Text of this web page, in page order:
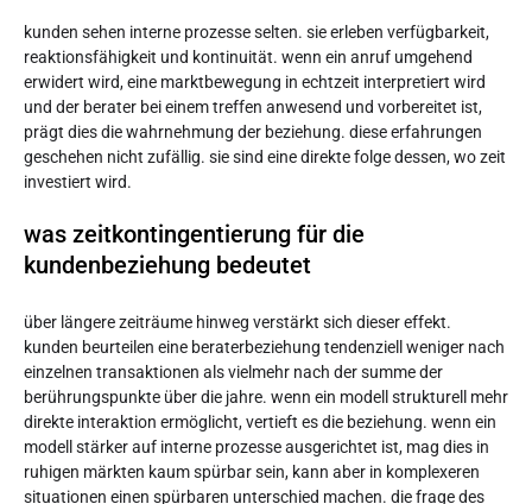
kunden sehen interne prozesse selten. sie erleben verfügbarkeit,
reaktionsfähigkeit und kontinuität. wenn ein anruf umgehend
erwidert wird, eine marktbewegung in echtzeit interpretiert wird
und der berater bei einem treffen anwesend und vorbereitet ist,
prägt dies die wahrnehmung der beziehung. diese erfahrungen
geschehen nicht zufällig. sie sind eine direkte folge dessen, wo zeit
investiert wird.
was zeitkontingentierung für die
kundenbeziehung bedeutet
über längere zeiträume hinweg verstärkt sich dieser effekt.
kunden beurteilen eine beraterbeziehung tendenziell weniger nach
einzelnen transaktionen als vielmehr nach der summe der
berührungspunkte über die jahre. wenn ein modell strukturell mehr
direkte interaktion ermöglicht, vertieft es die beziehung. wenn ein
modell stärker auf interne prozesse ausgerichtet ist, mag dies in
ruhigen märkten kaum spürbar sein, kann aber in komplexeren
situationen einen spürbaren unterschied machen. die frage des